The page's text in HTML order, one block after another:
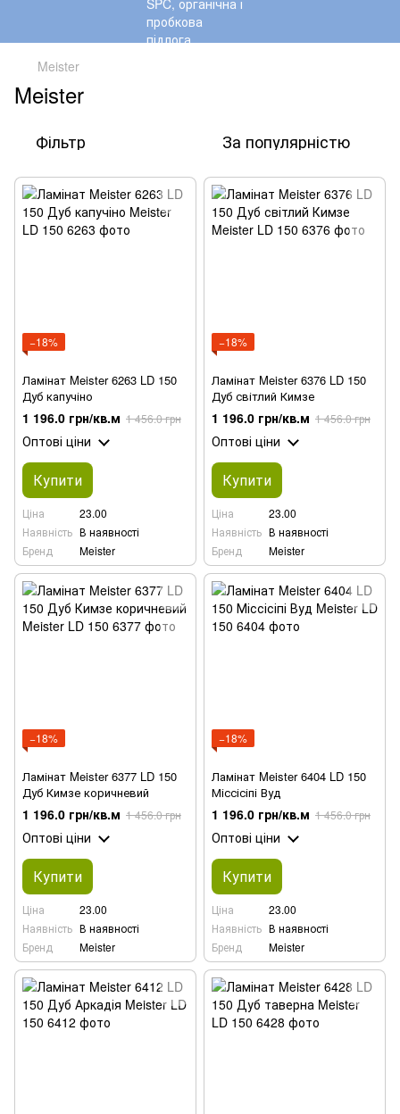
Meister
Meister
Фільтр За популярністю
−18%
Ламінат Meister 6263 LD 150
Дуб капучіно
1 196.0 грн/кв.м 1 456.0 грн
Оптові ціни
Купити
Ціна
23.00
Наявність В наявності
Бренд
Meister
−18%
Ламінат Meister 6376 LD 150
Дуб світлий Кимзе
1 196.0 грн/кв.м 1 456.0 грн
Оптові ціни
Купити
Ціна
23.00
Наявність В наявності
Бренд
Meister
−18%
Ламінат Meister 6377 LD 150
Дуб Кимзе коричневий
1 196.0 грн/кв.м 1 456.0 грн
Оптові ціни
Купити
Ціна
23.00
Наявність В наявності
Бренд
Meister
−18%
Ламінат Meister 6404 LD 150
Міссісіпі Вуд
1 196.0 грн/кв.м 1 456.0 грн
Оптові ціни
Купити
Ціна
23.00
Наявність В наявності
Бренд
Meister